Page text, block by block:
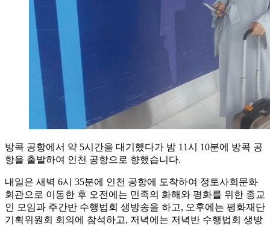
방콕 공항에서 약 5시간을 대기했다가 밤 11시 10분에 방콕 공
항을 출발하여 인천 공항으로 향했습니다.
내일은 새벽 6시 35분에 인천 공항에 도착하여 정토사회문화
회관으로 이동한 후 오전에는 민족의 화해와 평화를 위한 종교
인 모임과 주간반 수행법회 생방송을 하고, 오후에는 평화재단
기획위원회 회의에 참석하고, 저녁에는 저녁반 수행법회 생방